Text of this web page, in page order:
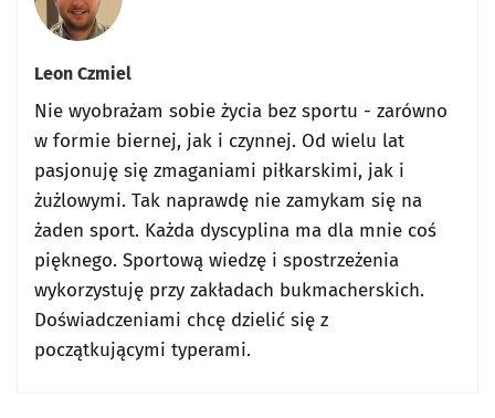
Leon Czmiel
Nie wyobrażam sobie życia bez sportu - zarówno
w formie biernej, jak i czynnej. Od wielu lat
pasjonuję się zmaganiami piłkarskimi, jak i
żużlowymi. Tak naprawdę nie zamykam się na
żaden sport. Każda dyscyplina ma dla mnie coś
pięknego. Sportową wiedzę i spostrzeżenia
wykorzystuję przy zakładach bukmacherskich.
Doświadczeniami chcę dzielić się z
początkującymi typerami.